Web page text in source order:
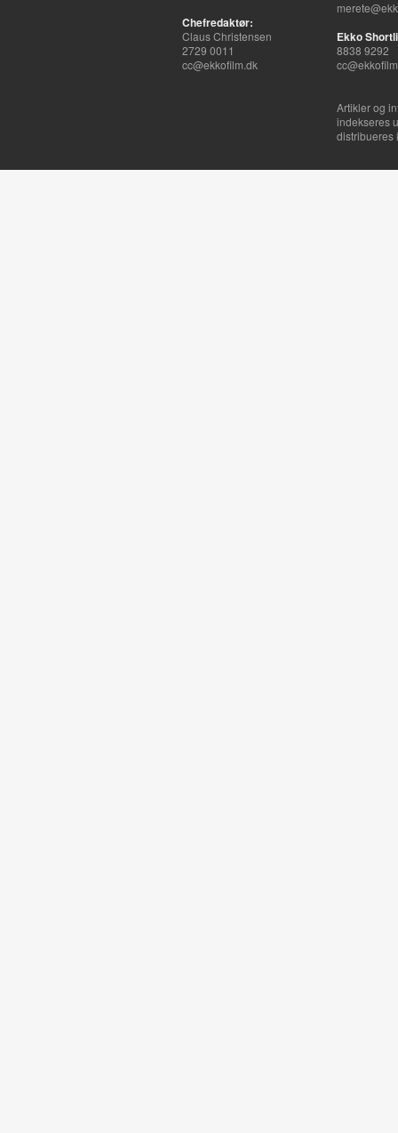
Chefredaktør:
Claus Christensen
2729 0011
cc@ekkofilm.dk
Ekko
8838 9292
Artikler og
indekseres
distribueres